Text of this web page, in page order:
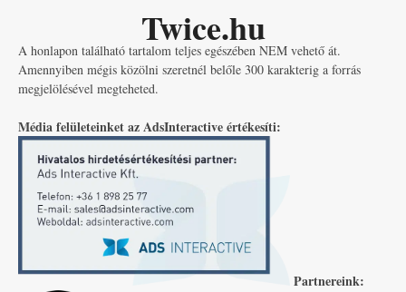
Twice.hu
A honlapon található tartalom teljes egészében NEM vehető át.
Amennyiben mégis közölni szeretnél belőle 300 karakterig a forrás
megjelölésével megteheted.
Média felületeinket az AdsInteractive értékesíti:
Partnereink: